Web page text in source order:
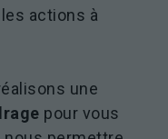
actions à
une
pour vous